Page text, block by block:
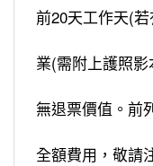
前20天工作天(
業(需附上護照
無退票價值。前
全額費用，敬請